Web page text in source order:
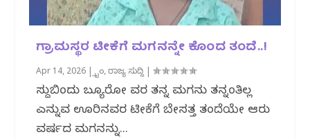
ಗ್ರಾಮಸ್ಥರ ಟೀಕೆಗೆ ಮಗನನ್ನೇ ಕೊಂದ ತಂದೆ..!
Apr 14, 2026 |ಕ್ರೈಂ,ರಾಜ್ಯ ಸುದ್ದಿ |
ಸುದ್ದಿಬಿಂದು ಬ್ಯೂರೋ ವರದಿ ತನ್ನ ಮಗನು ತನ್ನಂತಿಲ್ಲ
ಎನ್ನುವ ಊರಿನವರ ಟೀಕೆಗೆ ಬೇಸತ್ತ ತಂದೆಯೇ ಆರು
ವರ್ಷದ ಮಗನನ್ನು...